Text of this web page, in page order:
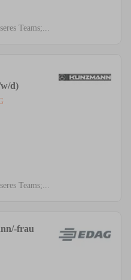
Teams;...
d)
Teams;...
frau